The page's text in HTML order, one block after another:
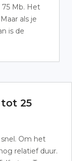
Mb. Het
als je
is de
25
Om het
relatief duur.